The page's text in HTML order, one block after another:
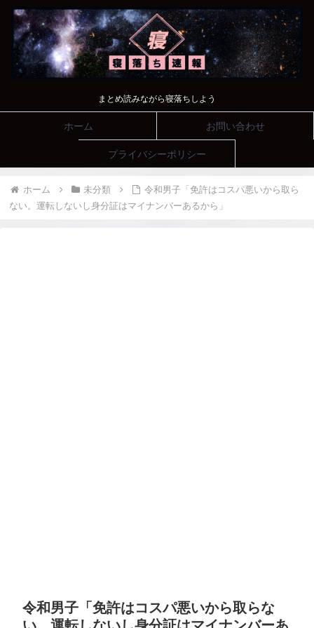
まとめ読みながら寝落ちしよう
ホーム お問い合わせ
プライバシーポリシー
ホーム 未分類
令和男子「免許はコスパ悪いから取ら
ない。運転しないし身分証はマイナンバーあるから」
令和男子「免許はコスパ悪いから取らな